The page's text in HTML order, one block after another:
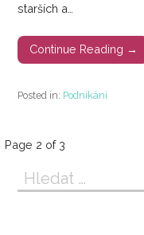
starších a…
Continue Reading →
Posted in: Podnikání
Příspěvek
navigation
Page 2 of 3
Vyhledávání